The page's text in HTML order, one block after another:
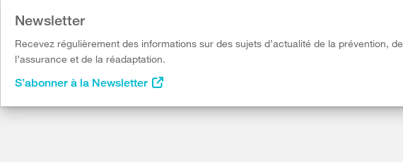
Newsletter
Recevez régulièrement des informations sur des sujets d’actualité de la prévention, de
l’assurance et de la réadaptation.
S’abonner à la Newsletter